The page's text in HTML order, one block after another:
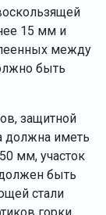
15 мм и
между
быть
защитной
должна иметь
мм, участок
быть
стали